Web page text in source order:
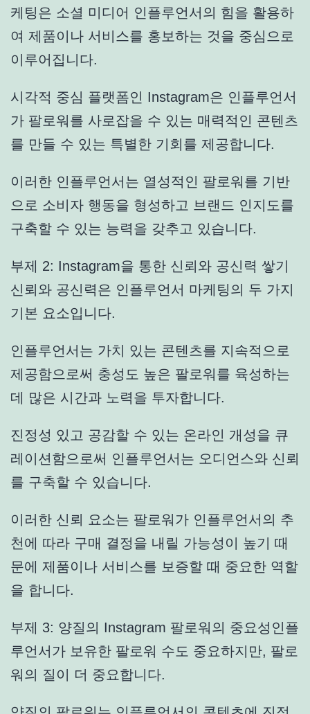
케팅은 소셜 미디어 인플루언서의 힘을 활용하
여 제품이나 서비스를 홍보하는 것을 중심으로
이루어집니다.
시각적 중심 플랫폼인 Instagram은 인플루언서
가 팔로워를 사로잡을 수 있는 매력적인 콘텐츠
를 만들 수 있는 특별한 기회를 제공합니다.
이러한 인플루언서는 열성적인 팔로워를 기반
으로 소비자 행동을 형성하고 브랜드 인지도를
구축할 수 있는 능력을 갖추고 있습니다.
부제 2: Instagram을 통한 신뢰와 공신력 쌓기
신뢰와 공신력은 인플루언서 마케팅의 두 가지
기본 요소입니다.
인플루언서는 가치 있는 콘텐츠를 지속적으로
제공함으로써 충성도 높은 팔로워를 육성하는
데 많은 시간과 노력을 투자합니다.
진정성 있고 공감할 수 있는 온라인 개성을 큐
레이션함으로써 인플루언서는 오디언스와 신뢰
를 구축할 수 있습니다.
이러한 신뢰 요소는 팔로워가 인플루언서의 추
천에 따라 구매 결정을 내릴 가능성이 높기 때
문에 제품이나 서비스를 보증할 때 중요한 역할
을 합니다.
부제 3: 양질의 Instagram 팔로워의 중요성인플
루언서가 보유한 팔로워 수도 중요하지만, 팔로
워의 질이 더 중요합니다.